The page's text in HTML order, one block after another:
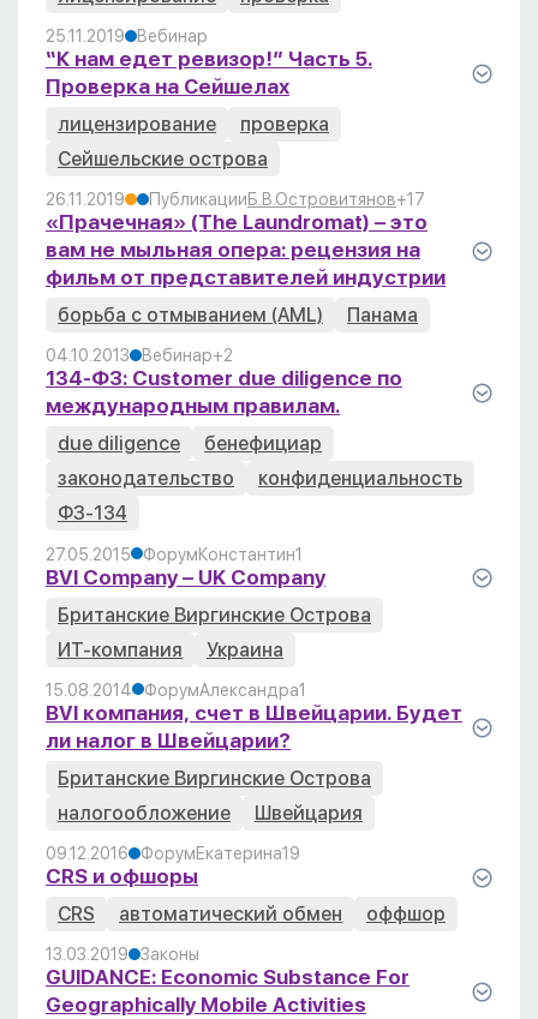
25.11.2019 Вебинар
“К нам едет ревизор!” Часть 5.
Проверка на Сейшелах
лицензирование
проверка
Сейшельские острова
26.11.2019 ПубликацииБ.В.Островитянов+1 7
«Прачечная» (The Laundromat) – это
вам не мыльная опера: рецензия на
фильм от представителей индустрии
борьба с отмыванием (AML) Панама
04.10.2013 Вебинар+2
134-ФЗ: Customer due diligence по
международным правилам.
due diligence
бенефициар
законодательство
конфиденциальность
ФЗ-134
27.05.2015 ФорумКонстантин1
BVI Company – UK Company
Британские Виргинские Острова
ИТ-компания
Украина
15.08.2014 ФорумАлександра1
BVI компания, счет в Швейцарии. Будет
ли налог в Швейцарии?
Британские Виргинские Острова
налогообложение
Швейцария
09.12.2016 ФорумЕкатерина19
CRS и офшоры
CRS автоматический обмен оффшор
13.03.2019 Законы
GUIDANCE: Economic Substance For
Geographically Mobile Activities